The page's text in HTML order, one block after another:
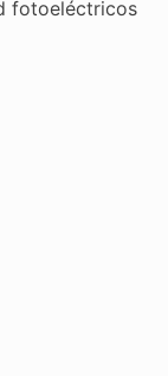
fotoeléctricos